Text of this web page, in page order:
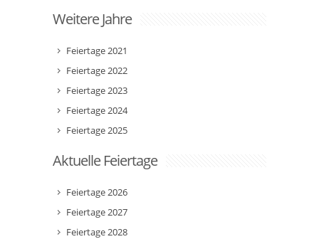
Weitere Jahre
Feiertage 2021
Feiertage 2022
Feiertage 2023
Feiertage 2024
Feiertage 2025
Aktuelle Feiertage
Feiertage 2026
Feiertage 2027
Feiertage 2028